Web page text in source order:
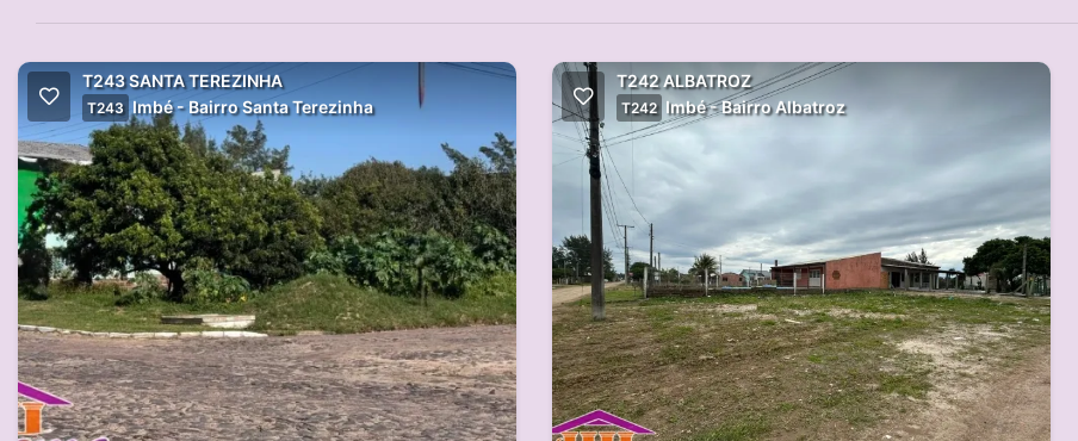
T243 SANTA TEREZINHA
T243 Imbé - Bairro Santa Terezinha
T242 ALBATROZ
T242 Imbé - Bairro Albatroz